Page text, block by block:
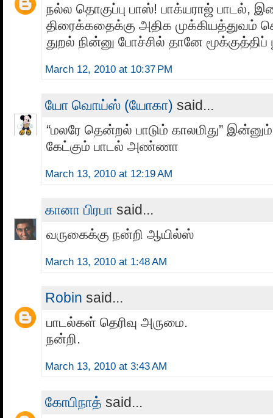
நல்ல தொகுப்பு பாஸ்! பாக்யராஜ் பாடல்,
திரைக்கதைக்கு அதிக முக்கியத்துவம்
துறல் நின்னு போச்சில் தானே மூக்குத்திப்
March 12, 2010 at 10:37 PM
யோ வொய்ஸ் (யோகா) said...
“மலரே தென்றல் பாடும் காலமிது”
கேட்கும் பாடல் அண்ணா
March 13, 2010 at 12:19 AM
கானா பிரபா said...
வருகைக்கு நன்றி ஆயில்ஸ்
March 13, 2010 at 1:48 AM
Robin said...
பாடல்கள் தெரிவு அருமை.
நன்றி.
March 13, 2010 at 3:43 AM
கோபிநாத் said...